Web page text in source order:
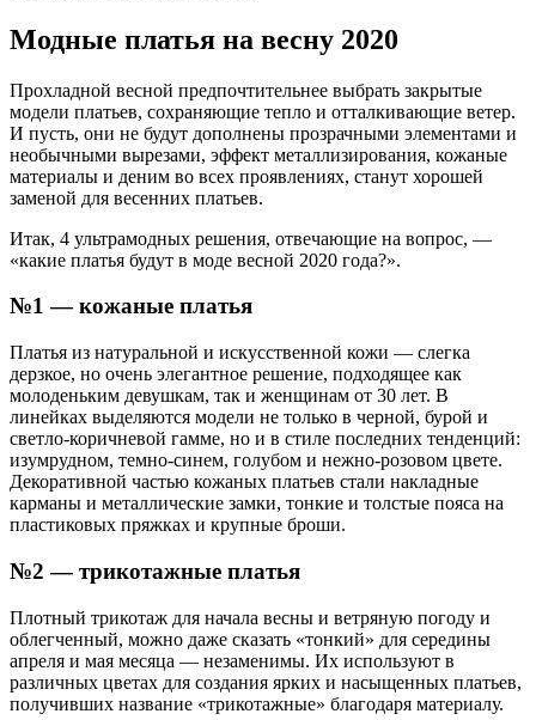
Модные платья на весну 2020
Прохладной весной предпочтительнее выбрать закрытые
модели платьев, сохраняющие тепло и отталкивающие ветер.
И пусть, они не будут дополнены прозрачными элементами и
необычными вырезами, эффект металлизирования, кожаные
материалы и деним во всех проявлениях, станут хорошей
заменой для весенних платьев.
Итак, 4 ультрамодных решения, отвечающие на вопрос, —
«какие платья будут в моде весной 2020 года?».
№1 — кожаные платья
Платья из натуральной и искусственной кожи — слегка
дерзкое, но очень элегантное решение, подходящее как
молоденьким девушкам, так и женщинам от 30 лет. В
линейках выделяются модели не только в черной, бурой и
светло-коричневой гамме, но и в стиле последних тенденций:
изумрудном, темно-синем, голубом и нежно-розовом цвете.
Декоративной частью кожаных платьев стали накладные
карманы и металлические замки, тонкие и толстые пояса на
пластиковых пряжках и крупные броши.
№2 — трикотажные платья
Плотный трикотаж для начала весны и ветряную погоду и
облегченный, можно даже сказать «тонкий» для середины
апреля и мая месяца — незаменимы. Их используют в
различных цветах для создания ярких и насыщенных платьев,
получивших название «трикотажные» благодаря материалу.